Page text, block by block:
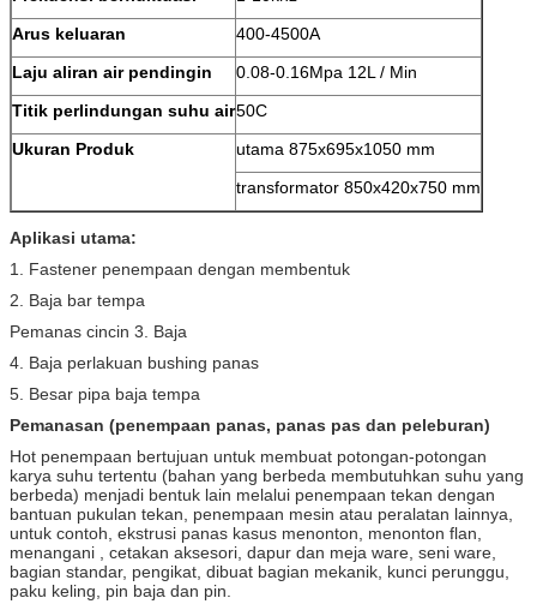
Arus keluaran
400-4500A
Laju aliran air pendingin
0.08-0.16Mpa 12L / Min
Titik perlindungan suhu air50C
Ukuran Produk
utama 875x695x1050 mm
transformator 850x420x750 mm
Aplikasi utama:
1. Fastener penempaan dengan membentuk
2. Baja bar tempa
Pemanas cincin 3. Baja
4. Baja perlakuan bushing panas
5. Besar pipa baja tempa
Pemanasan (penempaan panas, panas pas dan peleburan)
Hot penempaan bertujuan untuk membuat potongan-potongan
karya suhu tertentu (bahan yang berbeda membutuhkan suhu yang
berbeda) menjadi bentuk lain melalui penempaan tekan dengan
bantuan pukulan tekan, penempaan mesin atau peralatan lainnya,
untuk contoh, ekstrusi panas kasus menonton, menonton flan,
menangani , cetakan aksesori, dapur dan meja ware, seni ware,
bagian standar, pengikat, dibuat bagian mekanik, kunci perunggu,
paku keling, pin baja dan pin.